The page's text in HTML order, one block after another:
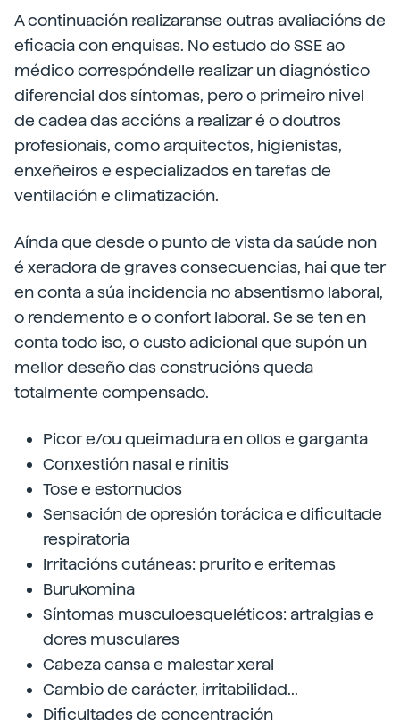
A continuación realizaranse outras avaliacións de
eficacia con enquisas. No estudo do SSE ao
médico correspóndelle realizar un diagnóstico
diferencial dos síntomas, pero o primeiro nivel
de cadea das accións a realizar é o doutros
profesionais, como arquitectos, higienistas,
enxeñeiros e especializados en tarefas de
ventilación e climatización.
Aínda que desde o punto de vista da saúde non
é xeradora de graves consecuencias, hai que ter
en conta a súa incidencia no absentismo laboral,
o rendemento e o confort laboral. Se se ten en
conta todo iso, o custo adicional que supón un
mellor deseño das construcións queda
totalmente compensado.
Picor e/ou queimadura en ollos e garganta
Conxestión nasal e rinitis
Tose e estornudos
Sensación de opresión torácica e dificultade
respiratoria
Irritacións cutáneas: prurito e eritemas
Burukomina
Síntomas musculoesqueléticos: artralgias e
dores musculares
Cabeza cansa e malestar xeral
Cambio de carácter, irritabilidad...
Dificultades de concentración